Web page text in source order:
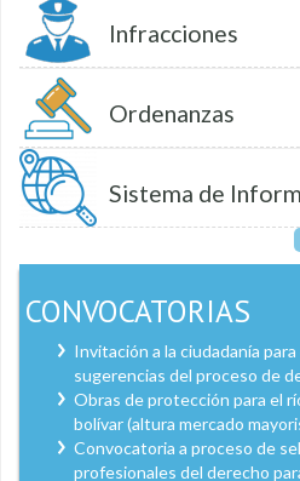
Infracciones
Ordenanzas
Sistema de
CONVOCATORIAS
Invitación a la ciudadanía
sugerencias del proceso de
Obras de protección para el
bolívar (altura mercado
Convocatoria a proceso de
profesionales del derecho